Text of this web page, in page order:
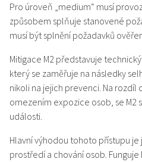
Pro úroveň „medium“ musí
způsobem splňuje stanovené
musí být splnění požadavků
Mitigace M2 představuje
který se zaměřuje na následky
nikoli na jejich prevenci. Na rozdíl
omezením expozice osob, se M2
události.
Hlavní výhodou tohoto přístupu
prostředí a chování osob.